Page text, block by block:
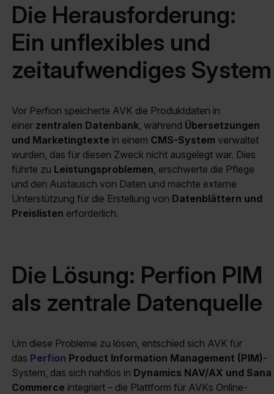
Die Herausforderung:
Ein unflexibles und
zeitaufwendiges System
Vor Perfion speicherte AVK die Produktdaten in
einer zentralen Datenbank , während Übersetzungen
und Marketingtexte in einem CMS-System verwaltet
wurden, das für diesen Zweck nicht ausgelegt war. Dies
führte zu Leistungsproblemen , erschwerte die Pflege
und den Austausch von Daten und machte externe
Unterstützung für die Erstellung von Datenblättern und
Preislisten erforderlich.
Die Lösung: Perfion PIM
als zentrale Datenquelle
Um diese Probleme zu lösen, entschied sich AVK für
das Perfion Product Information Management (PIM)-
System, das sich nahtlos in Dynamics NAV/AX und Sana
Commerce integriert – die Plattform für AVKs Online-